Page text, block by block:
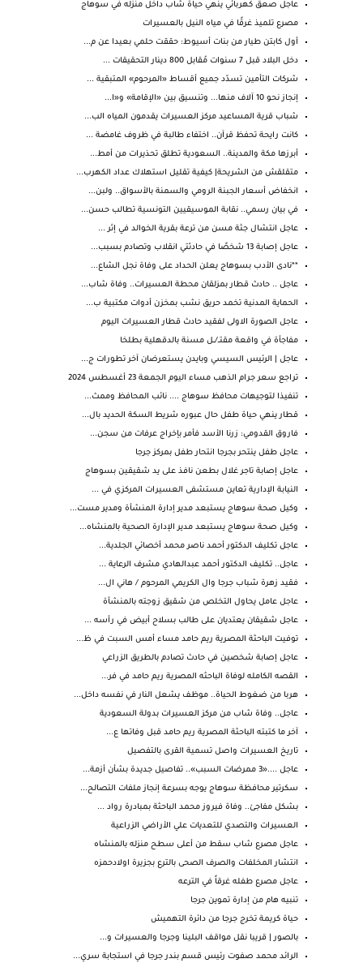
عاجل صعق كهربائي ينهي حياة شاب داخل منزله في سوهاج
مصرع تلميذ غرقًا في مياه النيل بالعسيرات
أول كابتن طيار من بنات أسيوط: حققت حلمي بعيدا عن م...
دخل البلاد قبل 7 سنوات مُقابل 800 دينار التحقيقات ...
شركات التأمين تسدّد جميع أقساط «المرحوم» المتبقية ...
إنجاز نحو 10 آلاف منها... وتنسيق بين «الإقامة» و«ا...
شباب قرية المساعيد مركز العسيرات يقدمون المياه الب...
كانت رايحة تحفظ قرآن.. اختفاء طالبة في ظروف غامضة ...
أبرزها مكة والمدينة.. السعودية تطلق تحذيرات من أمط...
متقلقش من الشريحة| كيفية تقليل استهلاك عداد الكهرب...
انخفاض أسعار الجبنة الرومي والسمنة بالأسواق.. ولبن...
في بيان رسمي.. نقابة الموسيقيين التونسية تطالب حسن...
عاجل انتشال جثة مسن من ترعة بقرية الخوالد في إثر ...
عاجل إصابة 13 شخصًا في حادثتي انقلاب وتصادم بسبب...
**نادى الأدب بسوهاج يعلن الحداد على وفاة نجل الشاع...
عاجل .. حادث قطار بمزلقان محطة العسيرات.. وفاة شاب...
الحماية المدنية تخمد حريق نشب بمخزن أدوات مكتبية ب...
عاجل الصورة الاولى لفقيد حادث قطار العسيرات اليوم
مفاجأة في واقعة مقتــ/ــل مسنة بالدقهلية بطلخا
عاجل | الرئيس السيسي وبايدن يستعرضان آخر تطورات ج...
تراجع سعر جرام الذهب مساء اليوم الجمعة 23 أغسطس 2024
تنفيذا لتوجيهات محافظ سوهاج .... نائب المحافظ وممث...
قطار ينهي حياة طفل حال عبوره شريط السكة الحديد بال...
فاروق القدومي: زرنا الأسد فأمر بإخراج عرفات من سجن...
عاجل طفل ينتحر بجرجا انتحار طفل بمركز جرجا
عاجل إصابة تاجر غلال بطعن نافذ على يد شقيقين بسوهاج
النيابة الإدارية تعاين مستشفى العسيرات المركزي في ...
وكيل صحة سوهاج يستبعد مدير إدارة المنشأة ومدير مست...
وكيل صحة سوهاج يستبعد مدير الإدارة الصحية بالمنشاه...
عاجل تكليف الدكتور أحمد ناصر محمد أخصائي الجلدية...
عاجل.. تكليف الدكتور أحمد عبدالهادي مشرف الرعاية ...
فقيد زهرة شباب جرجا وال الكريمي المرحوم / هاني ال...
عاجل عامل يحاول التخلص من شقيق زوجته بالمنشأة
عاجل شقيقان يعتديان على طالب بسلاح أبيض في رأسه ...
توفيت الباحثة المصرية ريم حامد مساء أمس السبت في ظ...
عاجل إصابة شخصين في حادث تصادم بالطريق الزراعي
القصه الكامله لوفاة الباحثه المصرية ريم حامد في فر...
هربا من ضغوط الحياة.. موظف يشعل النار في نفسه داخل...
عاجل.. وفاة شاب من مركز العسيرات بدولة السعودية
آخر ما كتبته الباحثة المصرية ريم حامد قبل وفاتها ع...
تاريخ العسيرات واصل تسمية القرى بالتفصيل
عاجل ....«3 ممرضات السبب».. تفاصيل جديدة بشأن أزمة...
سكرتير محافظة سوهاج يوجه بسرعة إنجاز ملفات التصالح...
بشكل مفاجئ.. وفاة فيروز محمد الباحثة بمبادرة رواد ...
العسيرات والتصدي للتعديات علي الأراضي الزراعية
عاجل مصرع شاب سقط من أعلى سطح منزله بالمنشاه
انتشار المخلفات والصرف الصحى بالترع بجزيرة اولادحمزه
عاجل مصرع طفله غرقاً في الترعه
تنبيه هام من إدارة تموين جرجا
حياة كريمة تخرج جرجا من دائرة التهميش
بالصور | قريبا نقل مواقف البلينا وجرجا والعسيرات و...
الرائد محمد صفوت رئيس قسم بندر جرجا في استجابة سري...